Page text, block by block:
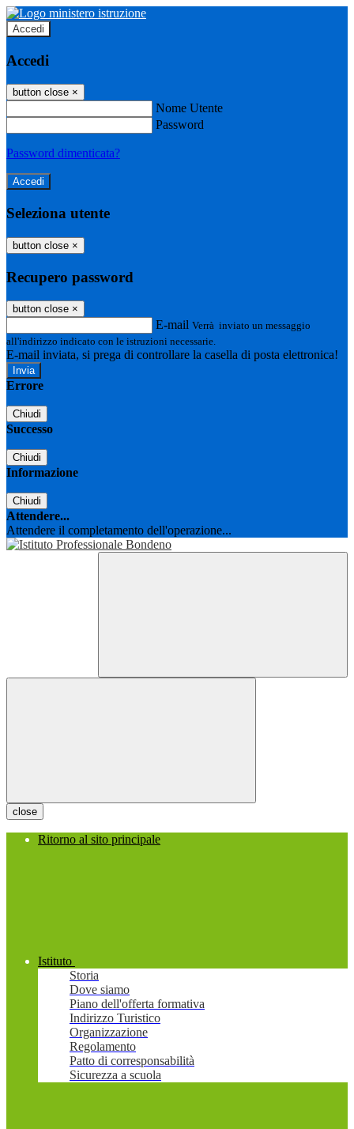
Accedi
Accedi
button close ×
Nome Utente
Password
Password dimenticata?
Seleziona utente
button close ×
Recupero password
button close ×
E-mail Verrà inviato un messaggio
all'indirizzo indicato con le istruzioni necessarie.
E-mail inviata, si prega di controllare la casella di posta elettronica!
Errore
Chiudi
Successo
Chiudi
Informazione
Chiudi
Attendere...
Attendere il completamento dell'operazione...
close
Ritorno al sito principale
Istituto
Storia
Dove siamo
Piano dell'offerta formativa
Indirizzo Turistico
Organizzazione
Regolamento
Patto di corresponsabilità
Sicurezza a scuola